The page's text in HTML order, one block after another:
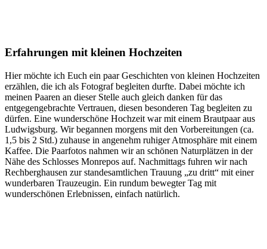
Erfahrungen mit kleinen Hochzeiten
Hier möchte ich Euch ein paar Geschichten von kleinen Hochzeiten
erzählen, die ich als Fotograf begleiten durfte. Dabei möchte ich
meinen Paaren an dieser Stelle auch gleich danken für das
entgegengebrachte Vertrauen, diesen besonderen Tag begleiten zu
dürfen. Eine wunderschöne Hochzeit war mit einem Brautpaar aus
Ludwigsburg. Wir begannen morgens mit den Vorbereitungen (ca.
1,5 bis 2 Std.) zuhause in angenehm ruhiger Atmosphäre mit einem
Kaffee. Die Paarfotos nahmen wir an schönen Naturplätzen in der
Nähe des Schlosses Monrepos auf. Nachmittags fuhren wir nach
Rechberghausen zur standesamtlichen Trauung „zu dritt“ mit einer
wunderbaren Trauzeugin. Ein rundum bewegter Tag mit
wunderschönen Erlebnissen, einfach natürlich.